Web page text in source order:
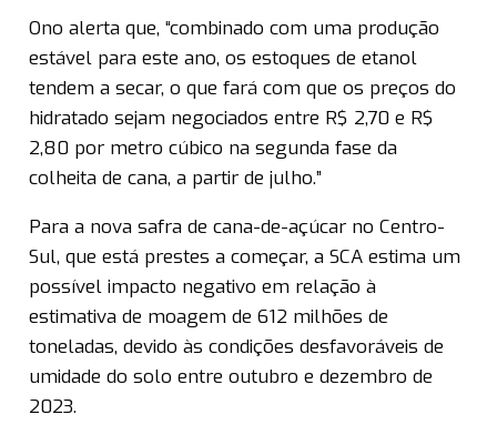
Ono alerta que, “combinado com uma produção
estável para este ano, os estoques de etanol
tendem a secar, o que fará com que os preços do
hidratado sejam negociados entre R$ 2,70 e R$
2,80 por metro cúbico na segunda fase da
colheita de cana, a partir de julho.”
Para a nova safra de cana-de-açúcar no Centro-
Sul, que está prestes a começar, a SCA estima um
possível impacto negativo em relação à
estimativa de moagem de 612 milhões de
toneladas, devido às condições desfavoráveis de
umidade do solo entre outubro e dezembro de
2023.